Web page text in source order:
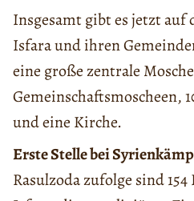
Insgesamt gibt es jetzt auf
Isfara und ihren
eine große zentrale
Gemeinschaftsmoscheen,
und eine Kirche.
Erste Stelle bei
Rasulzoda zufolge sind